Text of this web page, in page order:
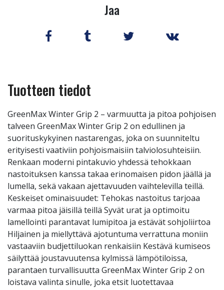
Jaa
Tuotteen tiedot
GreenMax Winter Grip 2 – varmuutta ja pitoa pohjoisen
talveen GreenMax Winter Grip 2 on edullinen ja
suorituskykyinen nastarengas, joka on suunniteltu
erityisesti vaativiin pohjoismaisiin talviolosuhteisiin.
Renkaan moderni pintakuvio yhdessä tehokkaan
nastoituksen kanssa takaa erinomaisen pidon jäällä ja
lumella, sekä vakaan ajettavuuden vaihtelevilla teillä.
Keskeiset ominaisuudet: Tehokas nastoitus tarjoaa
varmaa pitoa jäisillä teillä Syvät urat ja optimoitu
lamellointi parantavat lumipitoa ja estävät sohjoliirtoa
Hiljainen ja miellyttävä ajotuntuma verrattuna moniin
vastaaviin budjettiluokan renkaisiin Kestävä kumiseos
säilyttää joustavuutensa kylmissä lämpötiloissa,
parantaen turvallisuutta GreenMax Winter Grip 2 on
loistava valinta sinulle, joka etsit luotettavaa